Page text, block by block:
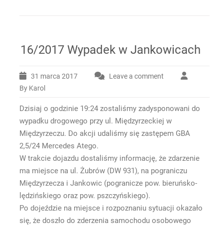
16/2017 Wypadek w Jankowicach
31 marca 2017
Leave a comment
By Karol
Dzisiaj o godzinie 19:24 zostaliśmy zadysponowani do
wypadku drogowego przy ul. Międzyrzeckiej w
Międzyrzeczu. Do akcji udaliśmy się zastępem GBA
2,5/24 Mercedes Atego.
W trakcie dojazdu dostaliśmy informację, że zdarzenie
ma miejsce na ul. Żubrów (DW 931), na pograniczu
Międzyrzecza i Jankowic (pogranicze pow. bieruńsko-
lędzińskiego oraz pow. pszczyńskiego).
Po dojeździe na miejsce i rozpoznaniu sytuacji okazało
się, że doszło do zderzenia samochodu osobowego